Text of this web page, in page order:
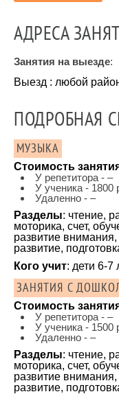
АДРЕСА
Занятия на выезде:
Выезд : любой
ПОДРОБНАЯ
МУЗЫКА
Стоимость
У репетитора - –
У ученика - 1800
Удаленно - –
Разделы: чтение,
моторика, счет,
развитие
развитие,
Кого учит: дети 6-7
ЗАНЯТИЯ С
Стоимость
У репетитора - –
У ученика - 1500
Удаленно - –
Разделы: чтение,
моторика, счет,
развитие
развитие,